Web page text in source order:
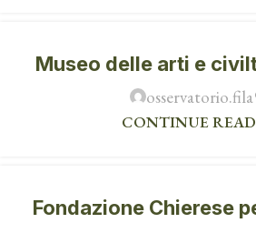
Museo delle arti e
osservatorio.fila
CONTINUE
Fondazione Chierese